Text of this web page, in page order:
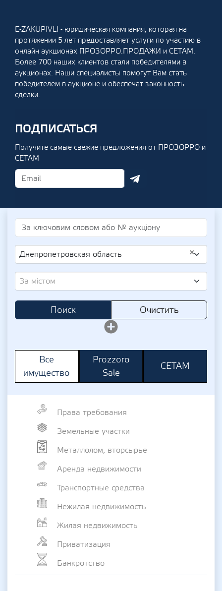
E-ZAKUPIVLI - юридическая компания, которая на
протяжении 5 лет предоставляет услуги по участию в
онлайн аукционах ПРОЗОРРО.ПРОДАЖИ и СЕТАМ.
Более 700 наших клиентов стали победителями в
аукционах. Наши специалисты помогут Вам стать
победителем в аукционе и обеспечат законность
сделки.
ПОДПИСАТЬСЯ
Получите самые свежие предложения от ПРОЗОРРО и
СЕТАМ
×
Днепропетровская область
За містом
Поиск Очистить
Все
имущество
Prozzoro
Sale
СЕТАМ
Права требования
Земельные участки
Металлолом, вторсырье
Аренда недвижимости
Транспортные средства
Нежилая недвижимость
Жилая недвижимость
Приватизация
Банкротство